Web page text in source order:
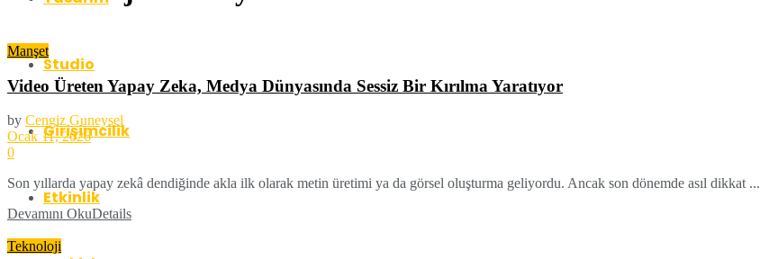
Studio
Girişimcilik
Etkinlik
Manşet
Video Üreten Yapay Zeka, Medya Dünyasında Sessiz Bir Kırılma Yaratıyor
by Cengiz Guneysel
Ocak 11, 2026
0
Son yıllarda yapay zekâ dendiğinde akla ilk olarak metin üretimi ya da görsel oluşturma geliyordu. Ancak son dönemde asıl dikkat ...
Devamını OkuDetails
Teknoloji